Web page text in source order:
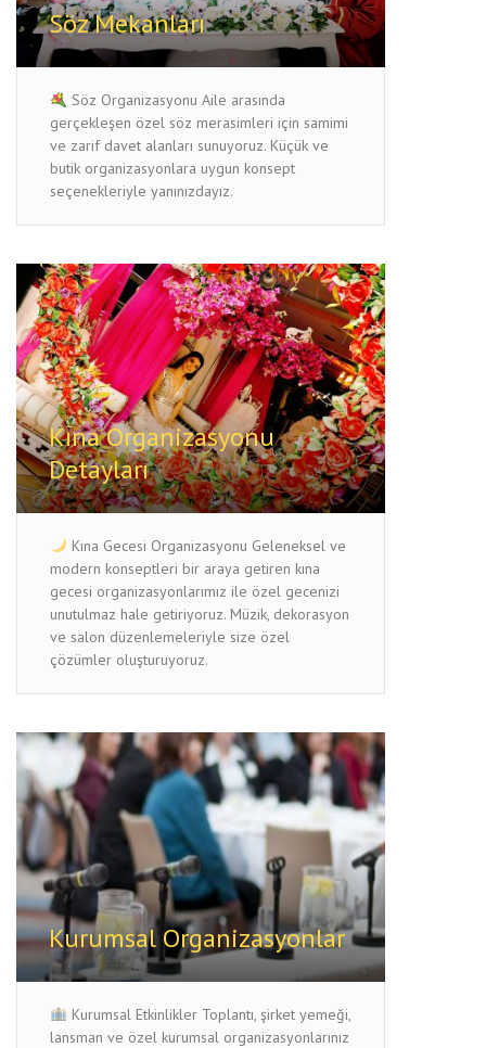
Söz Mekanları
Söz Organizasyonu Aile arasında
gerçekleşen özel söz merasimleri için samimi
ve zarif davet alanları sunuyoruz. Küçük ve
butik organizasyonlara uygun konsept
seçenekleriyle yanınızdayız.
Kına Organizasyonu
Detayları
Kına Gecesi Organizasyonu Geleneksel ve
modern konseptleri bir araya getiren kına
gecesi organizasyonlarımız ile özel gecenizi
unutulmaz hale getiriyoruz. Müzik, dekorasyon
ve salon düzenlemeleriyle size özel
çözümler oluşturuyoruz.
Kurumsal Organizasyonlar
Kurumsal Etkinlikler Toplantı, şirket yemeği,
lansman ve özel kurumsal organizasyonlarınız